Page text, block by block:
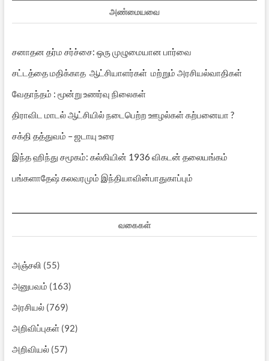
அண்மையவை
சனாதன தர்ம சர்ச்சை: ஒரு முழுமையான பார்வை
சட்டத்தை மதிக்காத ஆட்சியாளர்கள் மற்றும் அரசியல்வாதிகள்
வேதாந்தம் : மூன்று உணர்வு நிலைகள்
திராவிட மாடல் ஆட்சியில் நடைபெற்ற ஊழல்கள் கற்பனையா ?
சக்தி தத்துவம் – ஜடாயு உரை
இந்த ஹிந்து சமூகம்: கல்கியின் 1936 விகடன் தலையங்கம்
பங்களாதேஷ் கலவரமும் இந்தியாவின்பாதுகாப்பும்
வகைகள்
அஞ்சலி (55)
அனுபவம் (163)
அரசியல்(769)
அறிவிப்புகள்(92)
அறிவியல்(57)